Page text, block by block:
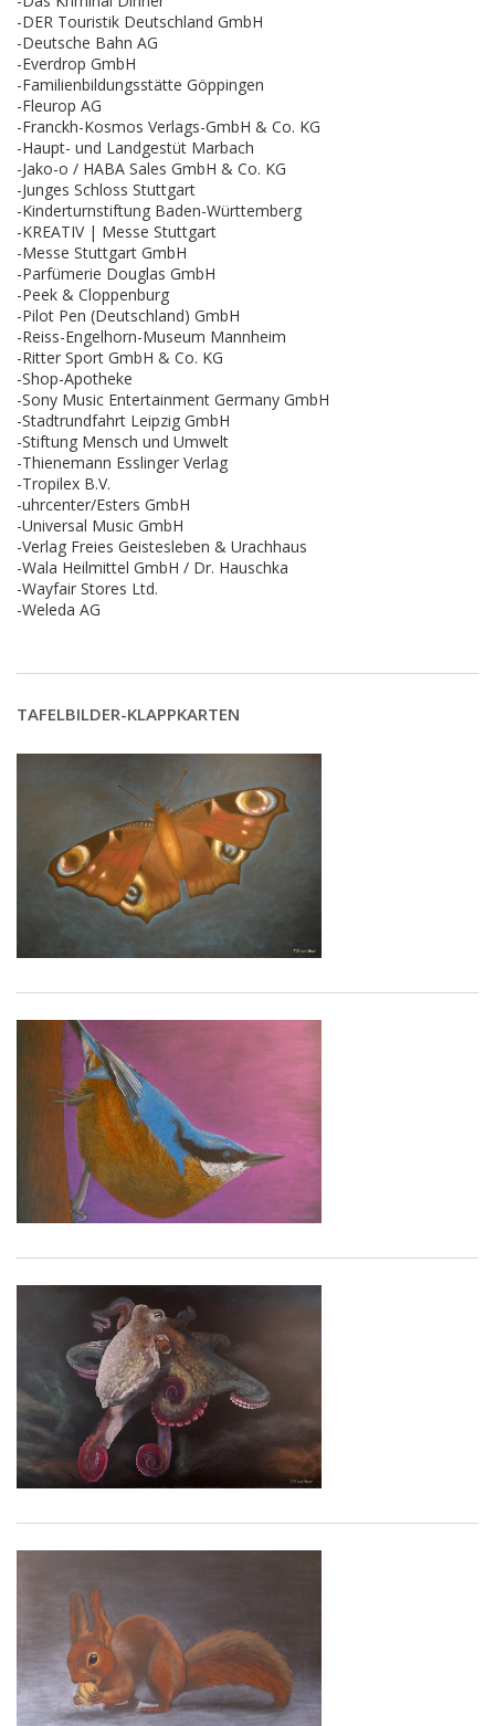
-DER Touristik Deutschland GmbH
-Deutsche Bahn AG
-Everdrop GmbH
-Familienbildungsstätte Göppingen
-Fleurop AG
-Franckh-Kosmos Verlags-GmbH & Co. KG
-Haupt- und Landgestüt Marbach
-Jako-o / HABA Sales GmbH & Co. KG
-Junges Schloss Stuttgart
-Kinderturnstiftung Baden-Württemberg
-KREATIV | Messe Stuttgart
-Messe Stuttgart GmbH
-Parfümerie Douglas GmbH
-Peek & Cloppenburg
-Pilot Pen (Deutschland) GmbH
-Reiss-Engelhorn-Museum Mannheim
-Ritter Sport GmbH & Co. KG
-Shop-Apotheke
-Sony Music Entertainment Germany GmbH
-Stadtrundfahrt Leipzig GmbH
-Stiftung Mensch und Umwelt
-Thienemann Esslinger Verlag
-Tropilex B.V.
-uhrcenter/Esters GmbH
-Universal Music GmbH
-Verlag Freies Geistesleben & Urachhaus
-Wala Heilmittel GmbH / Dr. Hauschka
-Wayfair Stores Ltd.
-Weleda AG
TAFELBILDER-KLAPPKARTEN